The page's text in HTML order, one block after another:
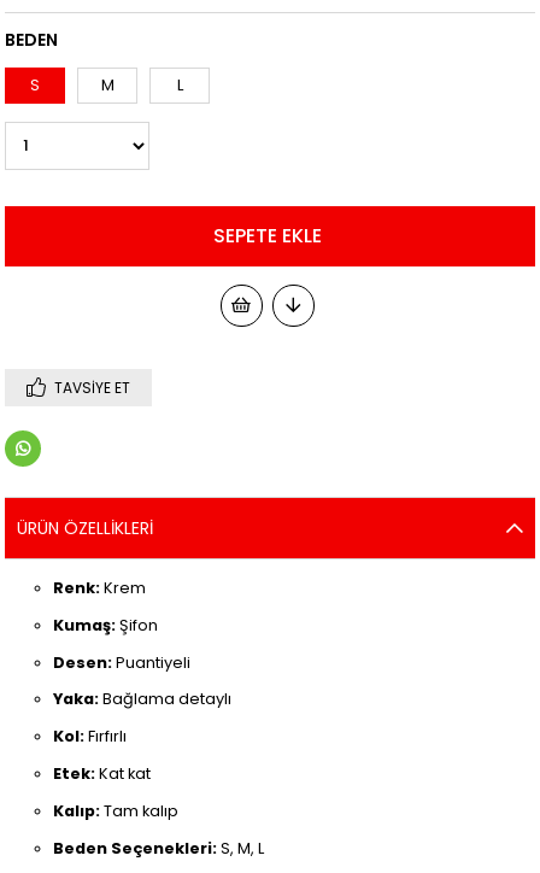
BEDEN
S M L
TAVSIYE ET
ÜRÜN ÖZELLIKLERI
Renk:Krem
Kumaş:Şifon
Desen:Puantiyeli
Yaka:Bağlama detaylı
Kol:Fırfırlı
Etek:Kat kat
Kalıp:Tam kalıp
Beden Seçenekleri:S, M, L